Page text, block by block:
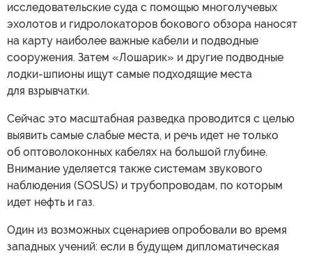
исследовательские суда с помощью многолучевых
эхолотов и гидролокаторов бокового обзора наносят
на карту наиболее важные кабели и подводные
сооружения. Затем «Лошарик» и другие подводные
лодки-шпионы ищут самые подходящие места
для взрывчатки.
Сейчас это масштабная разведка проводится с целью
выявить самые слабые места, и речь идет не только
об оптоволоконных кабелях на большой глубине.
Внимание уделяется также системам звукового
наблюдения (SOSUS) и трубопроводам, по которым
идет нефть и газ.
Один из возможных сценариев опробовали во время
западных учений: если в будущем дипломатическая